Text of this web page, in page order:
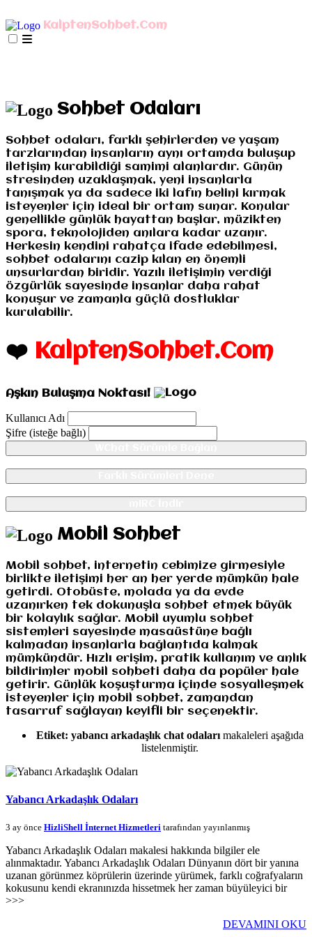
KalptenSohbet.Com
Sohbet Odaları
Sohbet odaları, farklı şehirlerden ve yaşam
tarzlarından insanların aynı ortamda buluşup
iletişim kurabildiği samimi alanlardır. Günün
stresinden uzaklaşmak, yeni insanlarla
tanışmak ya da sadece iki lafın belini kırmak
isteyenler için ideal bir ortam sunar. Konular
genellikle günlük hayattan başlar, müzikten
spora, teknolojiden anılara kadar uzanır.
Herkesin kendini rahatça ifade edebilmesi,
sohbet odalarını cazip kılan en önemli
unsurlardan biridir. Yazılı iletişimin verdiği
özgürlük sayesinde insanlar daha rahat
konuşur ve zamanla güçlü dostluklar
kurulabilir.
❤️ KalptenSohbet.Com
Aşkın Buluşma Noktası!
Kullanıcı Adı
Şifre (isteğe bağlı)
Mobil Sohbet
Mobil sohbet, internetin cebimize girmesiyle
birlikte iletişimi her an her yerde mümkün hale
getirdi. Otobüste, molada ya da evde
uzanırken tek dokunuşla sohbet etmek büyük
bir kolaylık sağlar. Mobil uyumlu sohbet
sistemleri sayesinde masaüstüne bağlı
kalmadan insanlarla bağlantıda kalmak
mümkündür. Hızlı erişim, pratik kullanım ve anlık
bildirimler mobil sohbeti daha da popüler hale
getirir. Günlük koşuşturma içinde sosyalleşmek
isteyenler için mobil sohbet, zamandan
tasarruf sağlayan keyifli bir seçenektir.
Etiket: yabancı arkadaşlık chat odaları makaleleri aşağıda
listelenmiştir.
Yabancı Arkadaşlık Odaları
3 ay önce HizliShell İnternet Hizmetleri tarafından yayınlanmış
Yabancı Arkadaşlık Odaları makalesi hakkında bilgiler ele
alınmaktadır. Yabancı Arkadaşlık Odaları Dünyanın dört bir yanına
uzanan görünmez köprülerin üzerinde yürümek, farklı coğrafyaların
kokusunu kendi ekranınızda hissetmek her zaman büyüleyici bir
>>>
DEVAMINI OKU